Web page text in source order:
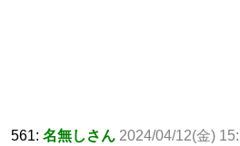
561: 名無しさん 2024/04/12(金)